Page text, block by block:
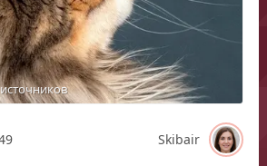
Skibair